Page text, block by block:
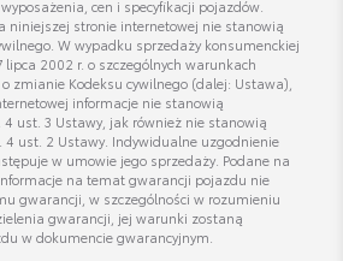
Samochodów Używanych
cen i specyfikacji pojazdów.
niniejszej stronie internetowej nie stanowią
W wypadku sprzedaży konsumenckiej
2002 r. o szczególnych warunkach
zmianie Kodeksu cywilnego (dalej: Ustawa),
informacje nie stanowią
ust. 3 Ustawy, jak również nie stanowią
ust. 2 Ustawy. Indywidualne uzgodnienie
w umowie jego sprzedaży. Podane na
na temat gwarancji pojazdu nie
gwarancji, w szczególności w rozumieniu
gwarancji, jej warunki zostaną
w dokumencie gwarancyjnym.